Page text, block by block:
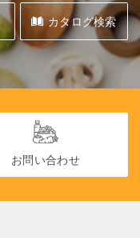
カタログ検索
お問い合わせ